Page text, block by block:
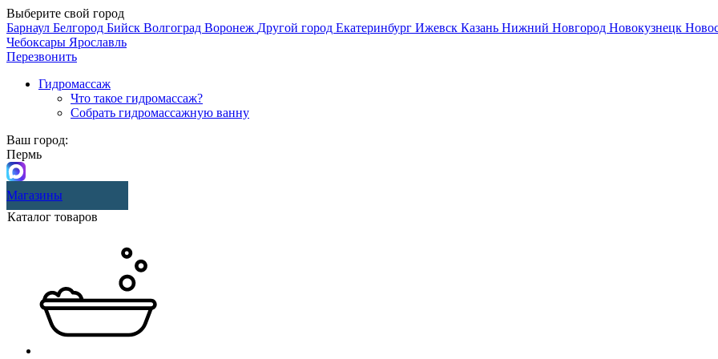
Выберите свой город
Барнаул Белгород Бийск Волгоград Воронеж Другой город Екатеринбург Ижевск Казань Нижний Новгород Новокузнецк
Чебоксары Ярославль
Перезвонить
Гидромассаж
Что такое гидромассаж?
Собрать гидромассажную ванну
Ваш город:
Пермь
Магазины
Каталог товаров